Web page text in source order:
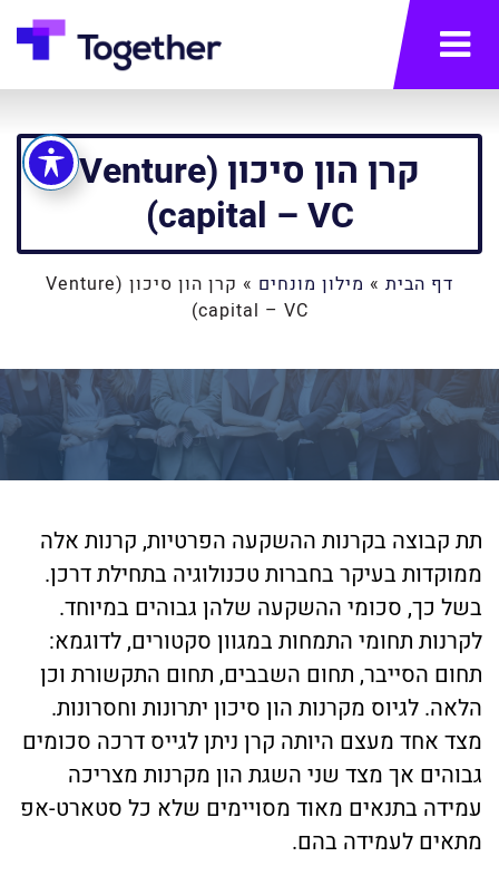
תפריט
קרן הון סיכון (Venture
capital – VC)
דף הבית » מילון מונחים »
קרן הון סיכון (Venture
capital – VC)
תת קבוצה בקרנות ההשקעה הפרטיות, קרנות אלה
ממוקדות בעיקר בחברות טכנולוגיה בתחילת דרכן.
בשל כך, סכומי ההשקעה שלהן גבוהים במיוחד.
לקרנות תחומי התמחות במגוון סקטורים, לדוגמא:
תחום הסייבר, תחום השבבים, תחום התקשורת וכן
הלאה. לגיוס מקרנות הון סיכון יתרונות וחסרונות.
מצד אחד מעצם היותה קרן ניתן לגייס דרכה סכומים
גבוהים אך מצד שני השגת הון מקרנות מצריכה
עמידה בתנאים מאוד מסויימים שלא כל סטארט-אפ
מתאים לעמידה בהם.